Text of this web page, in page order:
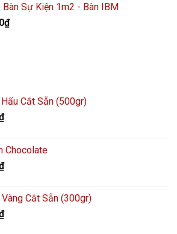
Bàn Sự Kiện 1m2 - Bàn IBM
₫
Cắt Sẵn (500gr)
Chocolate
Cắt Sẵn (300gr)